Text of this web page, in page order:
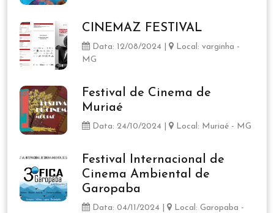
CINEMAZ FESTIVAL
Data: 12/08/2024 |
Local: varginha -
MG
Festival de Cinema de
Muriaé
Data: 24/10/2024 | Local: Muriaé - MG
Festival Internacional de
Cinema Ambiental de
Garopaba
Data: 04/11/2024 |
Local: Garopaba -